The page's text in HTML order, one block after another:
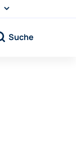
Suche